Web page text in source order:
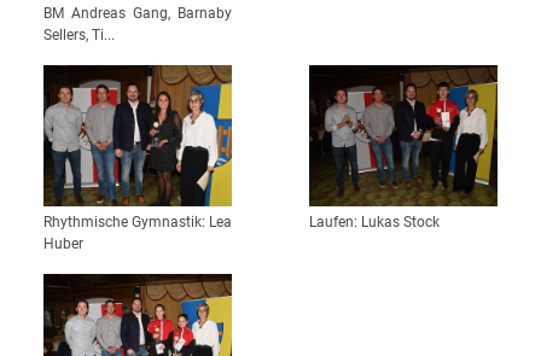
BM Andreas Gang, Barnaby
Sellers, Ti...
Rhythmische Gymnastik: Lea
Huber
Laufen: Lukas Stock